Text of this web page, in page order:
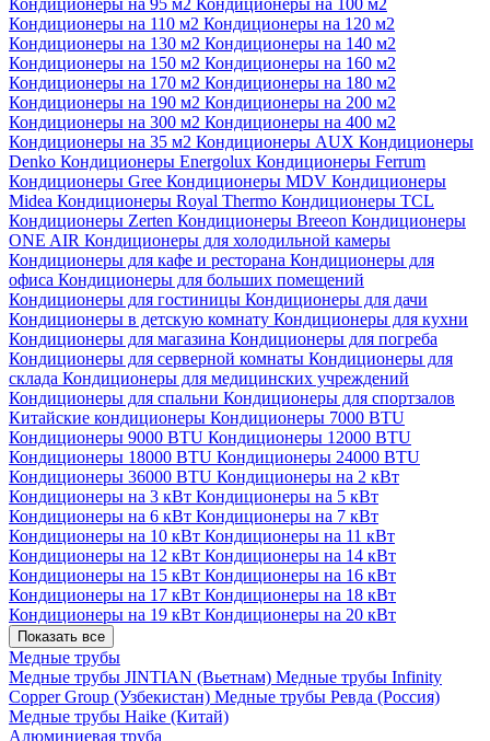
Кондиционеры на 95 м2 Кондиционеры на 100 м2
Кондиционеры на 110 м2 Кондиционеры на 120 м2
Кондиционеры на 130 м2 Кондиционеры на 140 м2
Кондиционеры на 150 м2 Кондиционеры на 160 м2
Кондиционеры на 170 м2 Кондиционеры на 180 м2
Кондиционеры на 190 м2 Кондиционеры на 200 м2
Кондиционеры на 300 м2 Кондиционеры на 400 м2
Кондиционеры на 35 м2 Кондиционеры AUX Кондиционеры
Denko Кондиционеры Energolux Кондиционеры Ferrum
Кондиционеры Gree Кондиционеры MDV Кондиционеры
Midea Кондиционеры Royal Thermo Кондиционеры TCL
Кондиционеры Zerten Кондиционеры Breeon Кондиционеры
ONE AIR Кондиционеры для холодильной камеры
Кондиционеры для кафе и ресторана Кондиционеры для
офиса Кондиционеры для больших помещений
Кондиционеры для гостиницы Кондиционеры для дачи
Кондиционеры в детскую комнату Кондиционеры для кухни
Кондиционеры для магазина Кондиционеры для погреба
Кондиционеры для серверной комнаты Кондиционеры для
склада Кондиционеры для медицинских учреждений
Кондиционеры для спальни Кондиционеры для спортзалов
Китайские кондиционеры Кондиционеры 7000 BTU
Кондиционеры 9000 BTU Кондиционеры 12000 BTU
Кондиционеры 18000 BTU Кондиционеры 24000 BTU
Кондиционеры 36000 BTU Кондиционеры на 2 кВт
Кондиционеры на 3 кВт Кондиционеры на 5 кВт
Кондиционеры на 6 кВт Кондиционеры на 7 кВт
Кондиционеры на 10 кВт Кондиционеры на 11 кВт
Кондиционеры на 12 кВт Кондиционеры на 14 кВт
Кондиционеры на 15 кВт Кондиционеры на 16 кВт
Кондиционеры на 17 кВт Кондиционеры на 18 кВт
Кондиционеры на 19 кВт Кондиционеры на 20 кВт
Показать все
Медные трубы
Медные трубы JINTIAN (Вьетнам) Медные трубы Infinity
Copper Group (Узбекистан) Медные трубы Ревда (Россия)
Медные трубы Haike (Китай)
Алюминиевая труба